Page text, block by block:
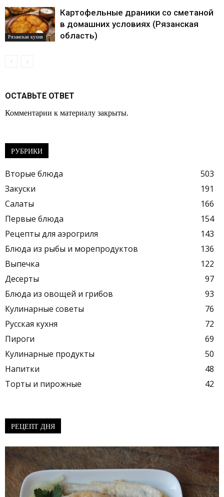
Рязанская кухня
Картофельные драники со сметаной
в домашних условиях (Рязанская
область)
ОСТАВЬТЕ ОТВЕТ
Комментарии к материалу закрыты.
РУБРИКИ
Вторые блюда
503
Закуски
191
Салаты
166
Первые блюда
154
Рецепты для аэрогриля
143
Блюда из рыбы и морепродуктов
136
Выпечка
122
Десерты
97
Блюда из овощей и грибов
93
Кулинарные советы
76
Русская кухня
72
Пироги
69
Кулинарные продукты
50
Напитки
48
Торты и пирожные
42
РЕЦЕПТ ДНЯ